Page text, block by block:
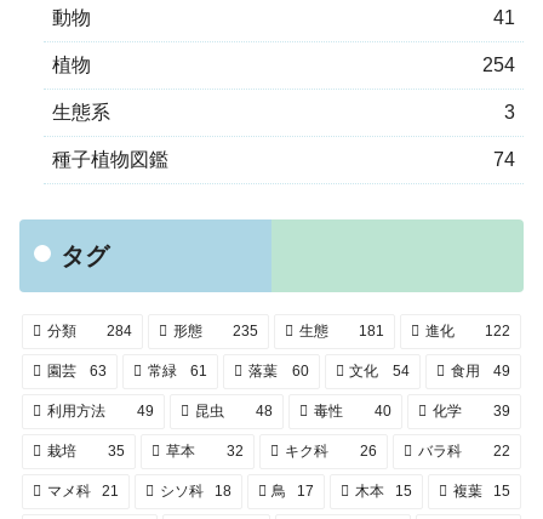
動物 41
植物 254
生態系 3
種子植物図鑑 74
タグ
分類 284 形態 235 生態 181 進化 122
園芸 63 常緑 61 落葉 60 文化 54 食用 49
利用方法 49 昆虫 48 毒性 40 化学 39
栽培 35 草本 32 キク科 26 バラ科 22
マメ科 21 シソ科 18 鳥 17 木本 15 複葉 15